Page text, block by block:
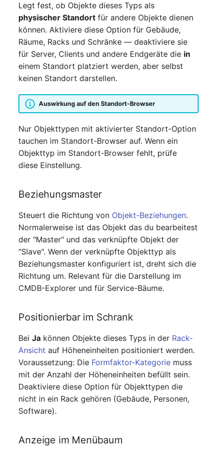
RAID-Verbund
Raum
Rechenressourcen
Rechnung
Remote Management
Controller
Routing
Schnittstelle
Schrank
Servicezuweisung
Soundkarte
Speicher
Stammdaten (Organisation)
Stammdaten
Legt fest, ob Objekte dieses Typs als
physischer Standort für andere Objekte dienen
können. Aktiviere diese Option für Gebäude,
Räume, Racks und Schränke — deaktiviere sie
für Server, Clients und andere Endgeräte die in
einem Standort platziert werden, aber selbst
keinen Standort darstellen.
Auswirkung auf den Standort-Browser
Nur Objekttypen mit aktivierter Standort-Option
tauchen im Standort-Browser auf. Wenn ein
Objekttyp im Standort-Browser fehlt, prüfe
diese Einstellung.
Beziehungsmaster
Steuert die Richtung von Objekt-Beziehungen.
Normalerweise ist das Objekt das du bearbeitest
der "Master" und das verknüpfte Objekt der
"Slave". Wenn der verknüpfte Objekttyp als
Beziehungsmaster konfiguriert ist, dreht sich die
Richtung um. Relevant für die Darstellung im
CMDB-Explorer und für Service-Bäume.
Positionierbar im Schrank
BeiJa können Objekte dieses Typs in der Rack-
Ansicht auf Höheneinheiten positioniert werden.
Voraussetzung: Die Formfaktor-Kategorie muss
mit der Anzahl der Höheneinheiten befüllt sein.
Deaktiviere diese Option für Objekttypen die
nicht in ein Rack gehören (Gebäude, Personen,
Software).
Anzeige im Menübaum